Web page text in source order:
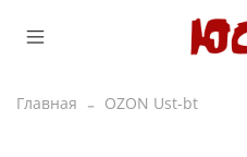
Главная OZON Ust-bt